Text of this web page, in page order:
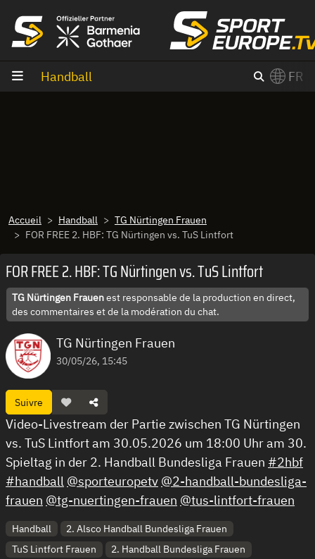
Handball FR
Accueil Handball
TG Nürtingen Frauen
FOR FREE 2. HBF: TG Nürtingen vs. TuS Lintfort
FOR FREE 2. HBF: TG Nürtingen vs. TuS Lintfort
TG Nürtingen Frauenest responsable de la production en direct,
des commentaires et de la modération du chat.
TG Nürtingen Frauen
30/05/26, 15:45
Suivre
Video-Livestream der Partie zwischen TG Nürtingen
vs. TuS Lintfort am 30.05.2026 um 18:00 Uhr am 30.
Spieltag in der 2. Handball Bundesliga Frauen #2hbf
#handball @sporteuropetv @2-handball-bundesliga-
frauen @tg-nuertingen-frauen @tus-lintfort-frauen
Handball
2. Alsco Handball Bundesliga Frauen
TuS Lintfort Frauen
2. Handball Bundesliga Frauen